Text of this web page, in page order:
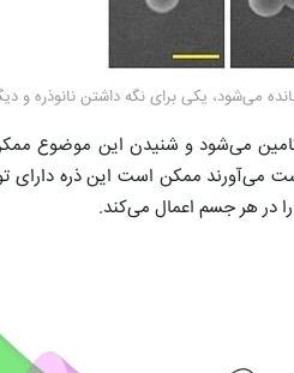
می‌شود، یکی برای نگه داشتن نانوذره و
تامین می‌شود و شنیدن این موضوع
می‌آورند ممکن است این ذره دارای
را در هر جسم اعمال می‌کند.